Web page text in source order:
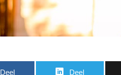
Deel Deel